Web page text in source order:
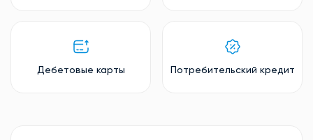
Дебетовые карты Потребительский кредит